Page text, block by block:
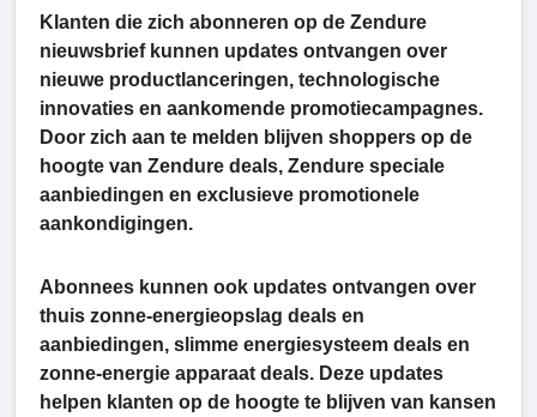
Klanten die zich abonneren op de Zendure
nieuwsbrief kunnen updates ontvangen over
nieuwe productlanceringen, technologische
innovaties en aankomende promotiecampagnes.
Door zich aan te melden blijven shoppers op de
hoogte van Zendure deals, Zendure speciale
aanbiedingen en exclusieve promotionele
aankondigingen.
Abonnees kunnen ook updates ontvangen over
thuis zonne-energieopslag deals en
aanbiedingen, slimme energiesysteem deals en
zonne-energie apparaat deals. Deze updates
helpen klanten op de hoogte te blijven van kansen